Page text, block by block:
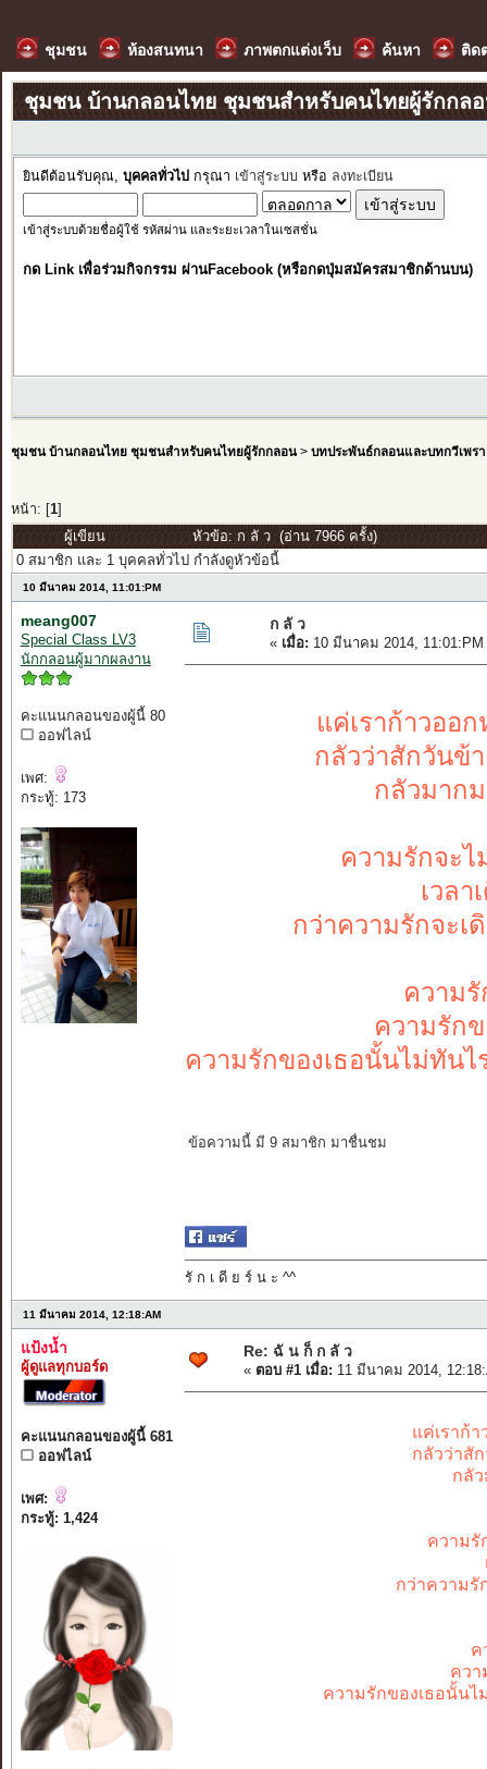
ชุมชน ห้องสนทนา ภาพตกแต่งเว็บ ค้นหา ติด
ชุมชน บ้านกลอนไทย ชุมชนสำหรับคนไทยผู้รักกล
ยินดีต้อนรับคุณ, บุคคลทั่วไป กรุณา เข้าสู่ระบบ หรือ ลงทะเบียน
เข้าสู่ระบบด้วยชื่อผู้ใช้ รหัสผ่าน และระยะเวลาในเซสชั่น
กด Link เพื่อร่วมกิจกรรม ผ่านFacebook (หรือกดปุ่มสมัครสมาชิกด้านบน)
ชุมชน บ้านกลอนไทย ชุมชนสำหรับคนไทยผู้รักกลอน> บทประพันธ์กลอนและบทกวีเพรา
หน้า: [ 1]
ผู้เขียน
หัวข้อ: ก ลั ว (อ่าน 7966 ครั้ง)
0 สมาชิก และ 1 บุคคลทั่วไป กำลังดูหัวข้อนี้
10 มีนาคม 2014, 11:01:PM
meang007
Special Class LV3
นักกลอนผู้มากผลงาน
คะแนนกลอนของผู้นี้ 80
ออฟไลน์
เพศ:
กระทู้: 173
ก ลั ว
« เมื่อ: 10 มีนาคม 2014, 11:01:PM
แค่เราก้าวออ
กลัวว่าสักวันข้า
กลัวมาก
ความรักจะ
เวล
กว่าความรักจะเ
ความ
ความรัก
ความรักของเธอนั้นไม่ทันไ
ข้อความนี้ มี 9 สมาชิก มาชื่นชม
รั ก เ ดี ย ร์ น ะ ^^
11 มีนาคม 2014, 12:18:AM
แป้งน้ำ
ผู้ดูแลทุกบอร์ด
คะแนนกลอนของผู้นี้ 681
ออฟไลน์
เพศ:
กระทู้: 1,424
Re: ฉั น ก็ ก ลั ว
« ตอบ #1 เมื่อ: 11 มีนาคม 2014,
แค่เราก้
กลัวว่าสั
กลั
ความรั
กว่าความรั
ค
ควา
ความรักของเธอนั้นไ